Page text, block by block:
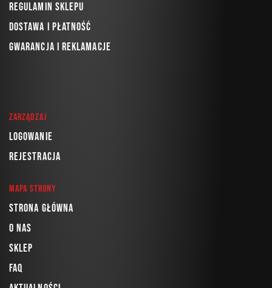
Regulamin sklepu
Dostawa i płatność
Gwarancja i reklamacje
Zarządzaj
Logowanie
Rejestracja
Mapa strony
Strona główna
O nas
Sklep
FAQ